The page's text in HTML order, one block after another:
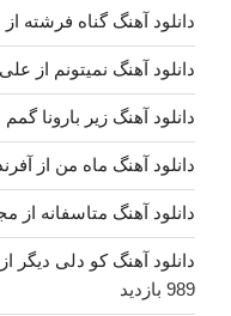
دانلود آهنگ گناه فرشته
دانلود آهنگ نمیتونم از
دانلود آهنگ زیر بارونا
دانلود آهنگ ماه من از
دانلود آهنگ متاسفانه از
دانلود آهنگ کو دلی دیگر
989 بازدید